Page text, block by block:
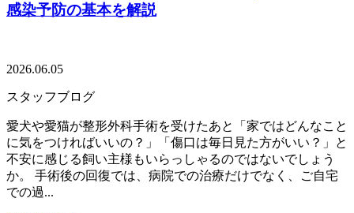
感染予防の基本を解説
2026.06.05
スタッフブログ
愛犬や愛猫が整形外科手術を受けたあと「家ではどんなこと
に気をつければいいの？」「傷口は毎日見た方がいい？」と
不安に感じる飼い主様もいらっしゃるのではないでしょう
か。 手術後の回復では、病院での治療だけでなく、ご自宅
での過...